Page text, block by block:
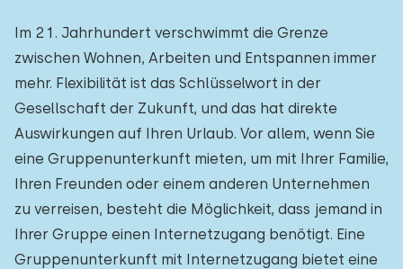
Im 21. Jahrhundert verschwimmt die Grenze
zwischen Wohnen, Arbeiten und Entspannen immer
mehr. Flexibilität ist das Schlüsselwort in der
Gesellschaft der Zukunft, und das hat direkte
Auswirkungen auf Ihren Urlaub. Vor allem, wenn Sie
eine Gruppenunterkunft mieten, um mit Ihrer Familie,
Ihren Freunden oder einem anderen Unternehmen
zu verreisen, besteht die Möglichkeit, dass jemand in
Ihrer Gruppe einen Internetzugang benötigt. Eine
Gruppenunterkunft mit Internetzugang bietet eine